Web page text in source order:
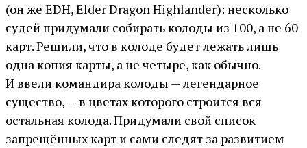
(он же EDH, Elder Dragon Highlander): несколько
судей придумали собирать колоды из 100, а не 60
карт. Решили, что в колоде будет лежать лишь
одна копия карты, а не четыре, как обычно.
И ввели командира колоды — легендарное
существо, — в цветах которого строится вся
остальная колода. Придумали свой список
запрещённых карт и сами следят за развитием